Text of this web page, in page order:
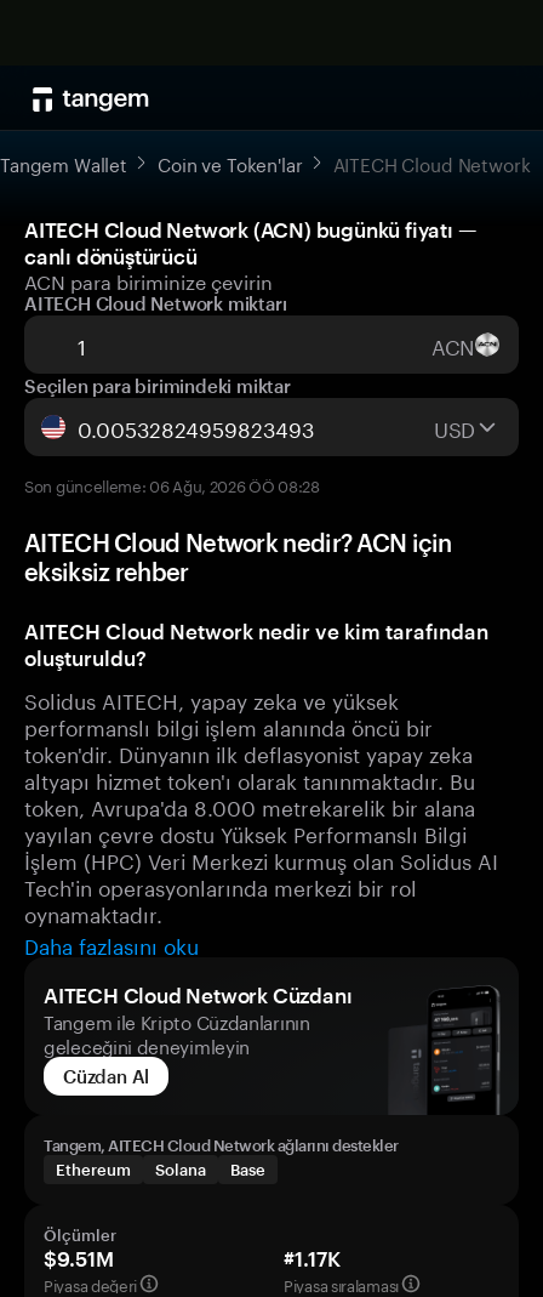
Tangem Wallet Coin ve Token'lar AITECH Cloud Network
AITECH Cloud Network (ACN) bugünkü fiyatı —
canlı dönüştürücü
ACN para biriminize çevirin
AITECH Cloud Network miktarı
ACN
Seçilen para birimindeki miktar
USD
Son güncelleme: 06 Ağu, 2026 ÖÖ 08:28
AITECH Cloud Network nedir? ACN için
eksiksiz rehber
AITECH Cloud Network nedir ve kim tarafından
oluşturuldu?
Solidus AITECH, yapay zeka ve yüksek
performanslı bilgi işlem alanında öncü bir
token'dir. Dünyanın ilk deflasyonist yapay zeka
altyapı hizmet token'ı olarak tanınmaktadır. Bu
token, Avrupa'da 8.000 metrekarelik bir alana
yayılan çevre dostu Yüksek Performanslı Bilgi
İşlem (HPC) Veri Merkezi kurmuş olan Solidus AI
Tech'in operasyonlarında merkezi bir rol
oynamaktadır.
Daha fazlasını oku
AITECH Cloud Network Cüzdanı
Tangem ile Kripto Cüzdanlarının
geleceğini deneyimleyin
Cüzdan Al
Tangem, AITECH Cloud Network ağlarını destekler
Ethereum
Solana Base
Ölçümler
$9.51M
Piyasa değeri
#1.17K
Piyasa sıralaması